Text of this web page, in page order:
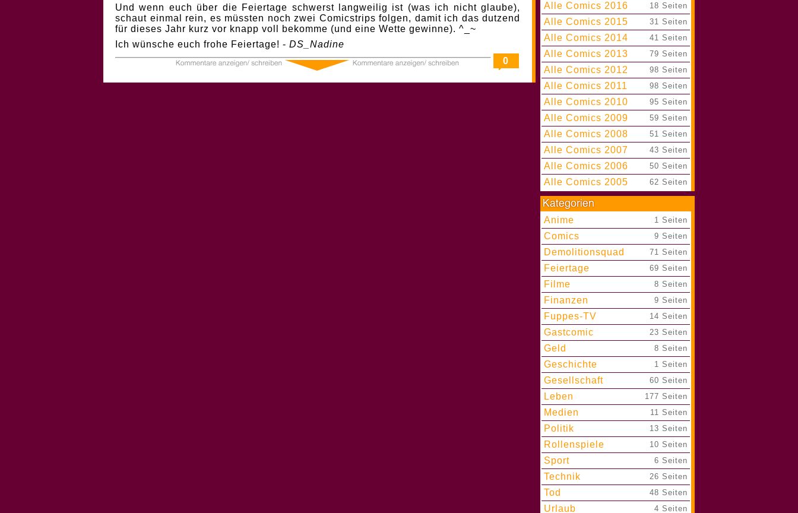
Und wenn euch über die Feiertage schwerst langweilig ist (was ich nicht glaube),
schaut einmal rein, es müssten noch zwei Comicstrips folgen, damit ich das dutzend
für dieses Jahr kurz vor knapp voll bekomme (und eine Wette gewinne). ^_~
Ich wünsche euch frohe Feiertage! - DS_Nadine
0
Alle Comics 2016 18 Seiten
Alle Comics 2015 31 Seiten
Alle Comics 2014 41 Seiten
Alle Comics 2013 79 Seiten
Alle Comics 2012 98 Seiten
Alle Comics 2011 98 Seiten
Alle Comics 2010 95 Seiten
Alle Comics 2009 59 Seiten
Alle Comics 2008 51 Seiten
Alle Comics 2007 43 Seiten
Alle Comics 2006 50 Seiten
Alle Comics 2005 62 Seiten
Anime 1 Seiten
Comics 9 Seiten
Demolitionsquad 71 Seiten
Feiertage 69 Seiten
Filme 8 Seiten
Finanzen 9 Seiten
Fuppes-TV 14 Seiten
Gastcomic 23 Seiten
Geld 8 Seiten
Geschichte 1 Seiten
Gesellschaft 60 Seiten
Leben 177 Seiten
Medien 11 Seiten
Politik 13 Seiten
Rollenspiele 10 Seiten
Sport 6 Seiten
Technik 26 Seiten
Tod 48 Seiten
Urlaub 4 Seiten